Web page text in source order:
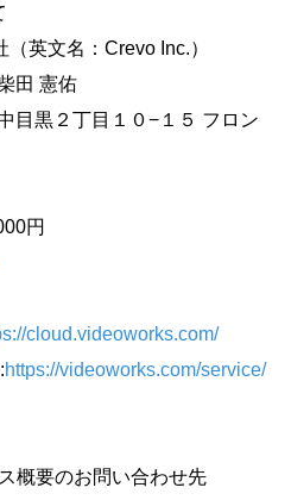
英文名：Crevo Inc.）
田 憲佑
目黒２丁目１０−１５ フロン
円
cloud.videoworks.com/
https://videoworks.com/service/
概要のお問い合わせ先